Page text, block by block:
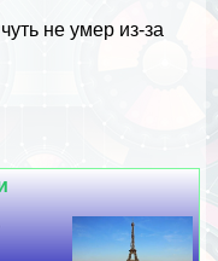
не умер из-за